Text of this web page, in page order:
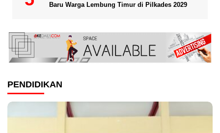
Baru Warga Lembung Timur di Pilkades 2029
PENDIDIKAN